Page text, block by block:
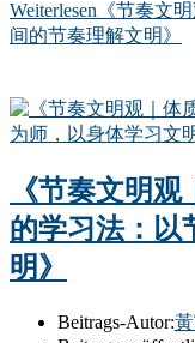
Weiterlesen 《节奏文
间的节奏理解文明》
《节奏文明
的学习法：以
明》
Beitrags-Autor: